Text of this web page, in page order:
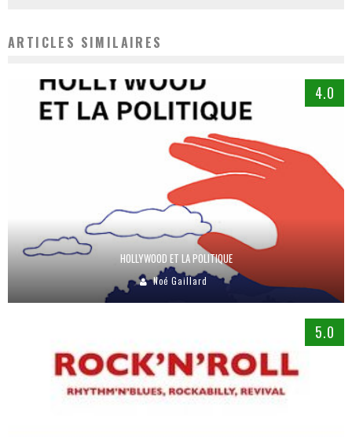
ARTICLES SIMILAIRES
4.0
HOLLYWOOD ET LA POLITIQUE
Noé Gaillard
5.0